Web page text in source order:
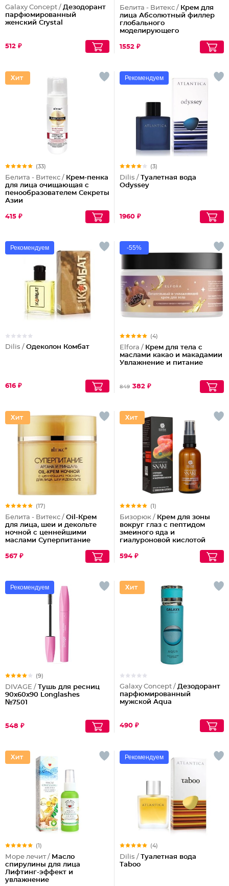
Galaxy Concept / Дезодорант
парфюмированный
женский Crystal
512 ₽
Белита - Витекс / Крем для
лица Абсолютный филлер
глобального
моделирующего
1552 ₽
(33)
Белита - Витекс / Крем-пенка
для лица очищающая с
пенообразователем Секреты
Азии
415 ₽
Рекомендуем
(3)
Dilis / Туалетная вода
Odyssey
1960 ₽
Рекомендуем
Dilis / Одеколон Комбат
616 ₽
-55%
(4)
Elfora / Крем для тела с
маслами какао и макадамии
Увлажнение и питание
849 382 ₽
(17)
Белита - Витекс / Oil-Крем
для лица, шеи и декольте
ночной с ценнейшими
маслами Суперпитание
567 ₽
(1)
Бизорюк / Крем для зоны
вокруг глаз с пептидом
змеиного яда и
гиалуроновой кислотой
594 ₽
Рекомендуем
(9)
DIVAGE / Тушь для ресниц
90x60x90 Longlashes
№7501
548 ₽
Galaxy Concept / Дезодорант
парфюмированный
мужской Aqua
490 ₽
(1)
Море лечит / Масло
спирулины для лица
Лифтинг-эффект и
увлажнение
Рекомендуем
(4)
Dilis / Туалетная вода
Taboo